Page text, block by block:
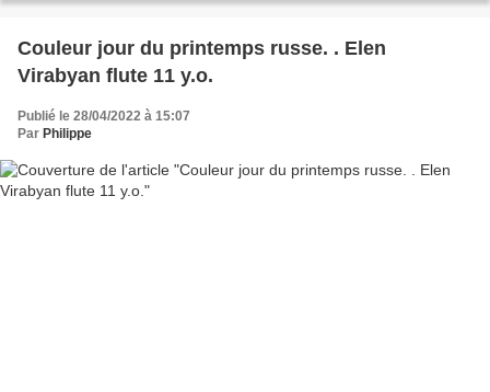
Couleur jour du printemps russe. . Elen
Virabyan flute 11 y.o.
Publié le 28/04/2022 à 15:07
Par Philippe